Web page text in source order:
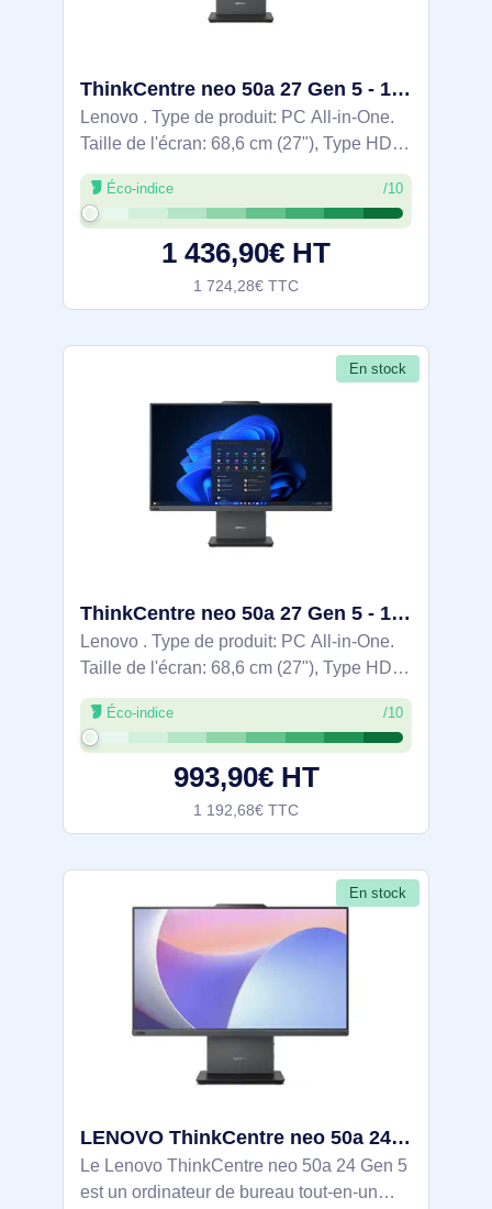
ThinkCentre neo 50a 27 Gen 5 - 12SB000SGE
Lenovo . Type de produit: PC All-in-One.
Taille de l'écran: 68,6 cm (27"), Type HD:
Full HD, Résolution de l'écran: 1920 x
1080 pixels, Type de panneau: IPS.
Famille de processeur: Intel® Core™ i7.
Éco-indice /10
1 436,90€ HT
1 724,28€ TTC
En stock
ThinkCentre neo 50a 27 Gen 5 - 12SA000MGE
Lenovo . Type de produit: PC All-in-One.
Taille de l'écran: 68,6 cm (27"), Type HD:
Full HD, Résolution de l'écran: 1920 x
1080 pixels, Type de panneau: IPS.
Famille de processeur: Intel® Core™ i5.
Éco-indice /10
993,90€ HT
1 192,68€ TTC
En stock
LENOVO ThinkCentre neo 50a 24 Gen 5 Intel Core 5 210H 23.8p FHD 8Go 256Go SSD M.2 Intel Graphics W11 - 12SC00EKFR
Le Lenovo ThinkCentre neo 50a 24 Gen 5
est un ordinateur de bureau tout-en-un